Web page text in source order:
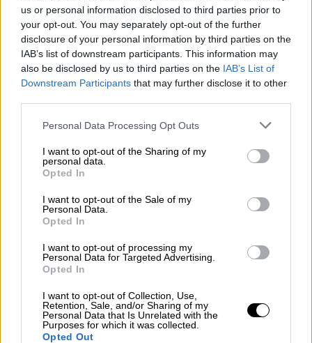
us or personal information disclosed to third parties prior to
your opt-out. You may separately opt-out of the further
disclosure of your personal information by third parties on the
IAB’s list of downstream participants. This information may
also be disclosed by us to third parties on the IAB’s List of
Downstream Participants that may further disclose it to other
Please note that this website/app uses one or more Google
not limited to your visit or usage behaviour. You may click to
grant or deny consent to Google and its third-party tags to
use your data for below specified purposes in below Google
consent section.
Personal Data Processing Opt Outs
I want to opt-out of the Sharing of my
personal data.
Opted In
I want to opt-out of the Sale of my
Personal Data.
Opted In
I want to opt-out of processing my
Personal Data for Targeted Advertising.
Opted In
I want to opt-out of Collection, Use,
Retention, Sale, and/or Sharing of my
Personal Data that Is Unrelated with the
Purposes for which it was collected.
Opted Out
αργότερα εξέπνευσε.
Στο σημείο της επίθεσης βρέθηκαν έξι
κάλυκες.
Η αστυνομία έχει εξαπολύσει
ανθρωποκυνηγητόγια τον εντοπισμό των
δραστών, ενώ διεξάγει έρευνες για τα αίτια
του περιστατικού, που φαίνεται να είναι
ξεκαθάρισμα λογαριασμών.